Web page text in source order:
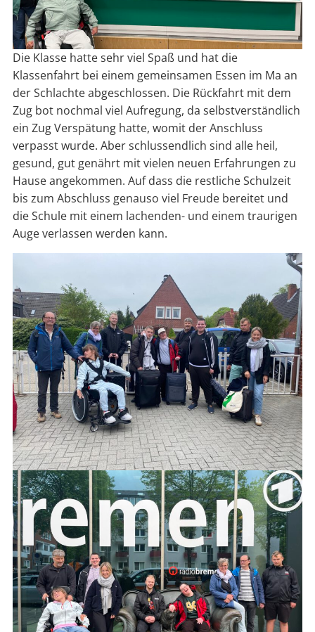
Die Klasse hatte sehr viel Spaß und hat die
Klassenfahrt bei einem gemeinsamen Essen im Ma an
der Schlachte abgeschlossen. Die Rückfahrt mit dem
Zug bot nochmal viel Aufregung, da selbstverständlich
ein Zug Verspätung hatte, womit der Anschluss
verpasst wurde. Aber schlussendlich sind alle heil,
gesund, gut genährt mit vielen neuen Erfahrungen zu
Hause angekommen. Auf dass die restliche Schulzeit
bis zum Abschluss genauso viel Freude bereitet und
die Schule mit einem lachenden- und einem traurigen
Auge verlassen werden kann.